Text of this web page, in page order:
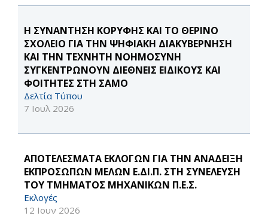
Η ΣΥΝΑΝΤΗΣΗ ΚΟΡΥΦΗΣ ΚΑΙ ΤΟ ΘΕΡΙΝΟ
ΣΧΟΛΕΙΟ ΓΙΑ ΤΗΝ ΨΗΦΙΑΚΗ ΔΙΑΚΥΒΕΡΝΗΣΗ
ΚΑΙ ΤΗΝ ΤΕΧΝΗΤΗ ΝΟΗΜΟΣΥΝΗ
ΣΥΓΚΕΝΤΡΩΝΟΥΝ ΔΙΕΘΝΕΙΣ ΕΙΔΙΚΟΥΣ ΚΑΙ
ΦΟΙΤΗΤΕΣ ΣΤΗ ΣΑΜΟ
Δελτία Τύπου
7 Ιουλ 2026
ΑΠΟΤΕΛΕΣΜΑΤΑ ΕΚΛΟΓΩΝ ΓΙΑ ΤΗΝ ΑΝΑΔΕΙΞΗ
ΕΚΠΡΟΣΩΠΩΝ ΜΕΛΩΝ Ε.ΔΙ.Π. ΣΤΗ ΣΥΝΕΛΕΥΣΗ
ΤΟΥ ΤΜΗΜΑΤΟΣ ΜΗΧΑΝΙΚΩΝ Π.Ε.Σ.
Εκλογές
12 Ιουν 2026